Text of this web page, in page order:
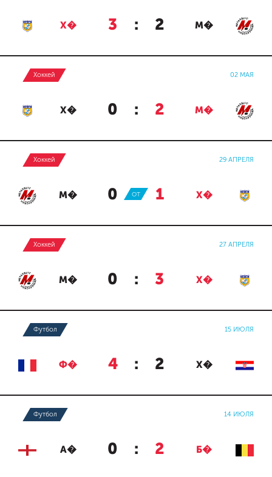
Х� 3 : 2 М�
Хоккей 02 МАЯ
Х� 0 : 2 М�
Хоккей 29 АПРЕЛЯ
М� 0 : 1 Х�
ОТ
Хоккей 27 АПРЕЛЯ
М� 0 : 3 Х�
Футбол 15 ИЮЛЯ
Ф� 4 : 2 Х�
Футбол 14 ИЮЛЯ
А� 0 : 2 Б�